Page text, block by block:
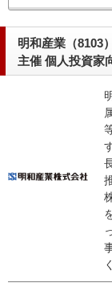
明和産業（8103）
主催 個人投資家